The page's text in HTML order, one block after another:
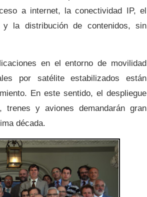
a internet, la conectividad IP, el
la distribución de contenidos, sin
en el entorno de movilidad
por satélite estabilizados están
En este sentido, el despliegue
y aviones demandarán gran
década.